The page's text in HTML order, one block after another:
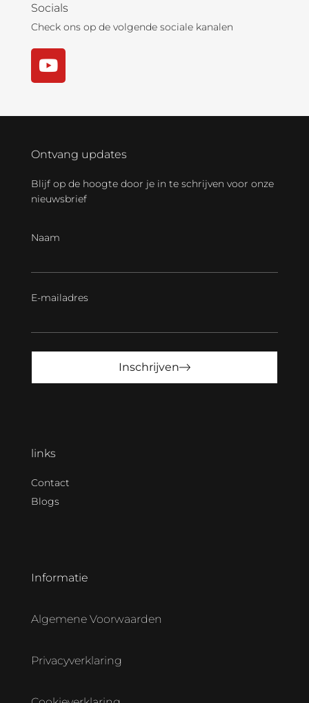
Socials
Check ons op de volgende sociale kanalen
Informatie
Algemene Voorwaarden
Privacyverklaring
links
Contact
Blogs
Ontvang updates
Blijf op de hoogte door je in te schrijven voor onze
nieuwsbrief
Naam
E-mailadres
Inschrijven